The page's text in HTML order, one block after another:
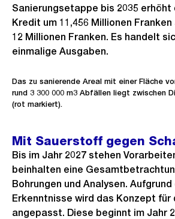
Sanierungsetappe bis 2035
Kredit um 11,456 Millionen
12 Millionen Franken. Es handelt
einmalige Ausgaben.
Das zu sanierende Areal mit einer Fläche
rund 3 300 000 m3 Abfällen liegt zwischen
(rot markiert).
Mit Sauerstoff gegen
Bis im Jahr 2027 stehen
beinhalten eine
Bohrungen und Analysen.
Erkenntnisse wird das Konzept für
angepasst. Diese beginnt im Jahr